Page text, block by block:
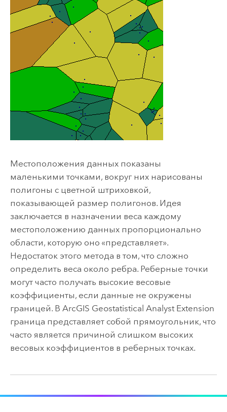
Местоположения данных показаны
маленькими точками, вокруг них нарисованы
полигоны с цветной штриховкой,
показывающей размер полигонов. Идея
заключается в назначении веса каждому
местоположению данных пропорционально
области, которую оно «представляет».
Недостаток этого метода в том, что сложно
определить веса около ребра. Реберные точки
могут часто получать высокие весовые
коэффициенты, если данные не окружены
границей. В ArcGIS Geostatistical Analyst Extension
граница представляет собой прямоугольник, что
часто является причиной слишком высоких
весовых коэффициентов в реберных точках.